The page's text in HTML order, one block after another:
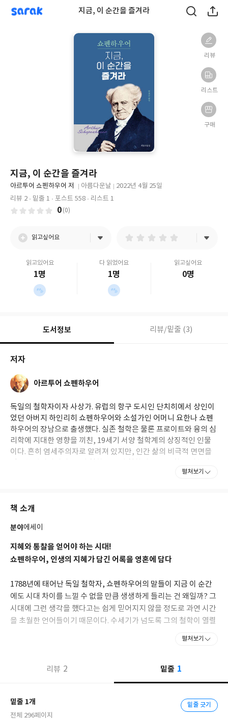
sarak 지금, 이 순간을 즐겨라
리뷰
리스트
구매
지금, 이 순간을 즐겨라
글
쓴
아르투어 쇼펜하우어 저
출
아름다운날
출
2022년 4월 25일
리뷰 2
밑줄 1 포스트 558 리스트 1
0 (0)
읽고싶어요
읽고있어요
1명
다 읽었어요
1명
읽고싶어요
0명
도서정보 리뷰/밑줄 (3)
저자
아르투어 쇼펜하우어
독일의 철학자이자 사상가. 유럽의 항구 도시인 단치히에서 상인이
었던 아버지 하인리히 쇼펜하우어와 소설가인 어머니 요한나 쇼펜
하우어의 장남으로 출생했다. 실존 철학은 물론 프로이트와 융의 심
리학에 지대한 영향을 끼친, 19세기 서양 철학계의 상징적인 인물
이다. 흔히 염세주의자로 알려져 있지만, 인간 삶의 비극적 면면을
을 받았다. 그러나 1805년 아버지의 급작스러운 죽음을 계기로, 자
년 베를린대학교에 들어가 리히텐슈타인, 피셔, 피히테 등 여러 학
자의 강의를 들었고, 1813년 베를린대학교 철학과에서 박사 학위를
따기 위해 「충분근거율의 네 가지 뿌리에 대하여」를 집필, 우여
곡절 끝에 예나대학교에서 박사 학위를 받았다. 1819년 『의지와
교편을 잡았고, 1839년 현상 논문 「인간 의지의 자유에 대하여」
로 왕립 노르웨이 학회로부터 상을 받았다. 평생을 독신으로 살았으
며, 1860년 9월 21일 자주 가던 단골 식당에서 식사 중 폐렴으로 숨
진 후 프랑크푸르트 공동묘지에 안장되었다.
주요 저서로는 『논쟁에서 이기는 38가지 방법』『충족이 유율의
펼쳐보기
책 소개
분야에세이
지혜와 통찰을 얻어야 하는 시대!
쇼펜하우어, 인생의 지혜가 담긴 어록을 영혼에 담다
1788년에 태어난 독일 철학자, 쇼펜하우어의 말들이 지금 이 순간
에도 시대 차이를 느낄 수 없을 만큼 생생하게 들리는 건 왜일까? 그
시대에 그런 생각을 했다고는 쉽게 믿어지지 않을 정도로 과연 시간
을 초월한 언어들이기 때문이다. 수세기가 넘도록 그의 철학이 열렬
인 부록이라고 할 수 있는 『여록과 추가』를 새로 출간했는데, 쉽
고 뛰어난 문장으로 씌어져 대대적인 호평을 받았다. 여기 소개된 명
다.
펼쳐보기
리뷰 2 밑줄 1
밑줄 1개
전체 296페이지
밑줄 긋기